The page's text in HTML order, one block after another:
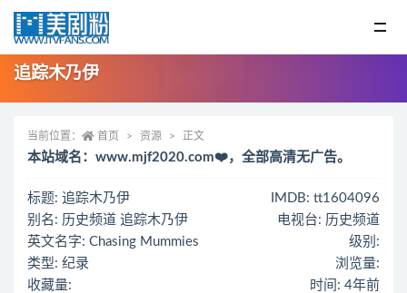
追踪木乃伊
当前位置： 首页 资源 正文
本站域名：www.mjf2020.com❤️，全部高清无广告。
标题: 追踪木乃伊
IMDB: tt1604096
别名: 历史频道 追踪木乃伊
电视台: 历史频道
英文名字: Chasing Mummies
级别:
类型: 纪录
浏览量:
收藏量:
时间: 4年前